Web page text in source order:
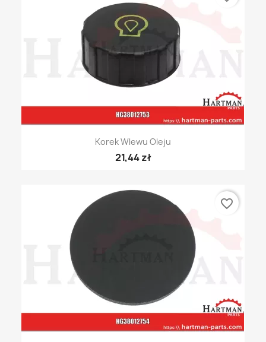
Korek Wlewu Oleju
21,44 zł
favorite_border